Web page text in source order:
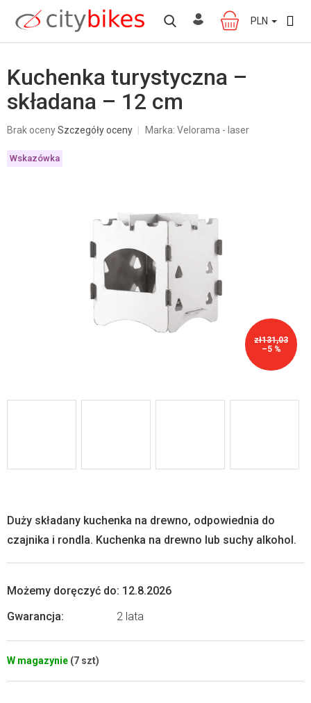
treści
KOSZYK
PLN
Kuchenka turystyczna –
składana – 12 cm
Średnia
produktu
wynosi
Brak ocenySzczegóły oceny Marka: Velorama - laser
zł131,03
–5 %
Wskazówka
W magazynie (7 szt)
Możemy doręczyć do: 12.8.2026
Gwarancja: 2 lata
Duży składany kuchenka na drewno, odpowiednia do
czajnika i rondla. Kuchenka na drewno lub suchy alkohol.